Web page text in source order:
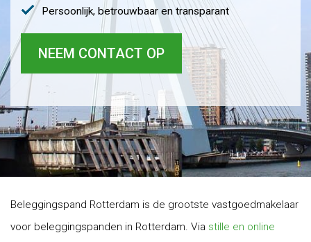
Persoonlijk, betrouwbaar en transparant
NEEM CONTACT OP
Beleggingspand Rotterdam is de grootste vastgoedmakelaar
voor beleggingspanden in Rotterdam. Via stille en online